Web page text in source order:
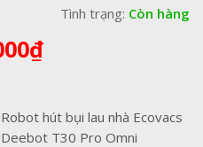
Tình trạng: Còn hàng
₫Giá
là:
18,990,000₫.
Robot hút bụi lau nhà Ecovacs
Deebot T30 Pro Omni